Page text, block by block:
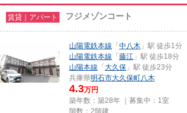
賃貸｜アパート フジメゾンコート
山陽電鉄本線 「 中八木 」駅 徒歩1分
山陽電鉄本線 「 藤江 」駅 徒歩18分
山陽本線 「 大久保 」駅 徒歩23分
兵庫県明石市大久保町八木
4.3万円
築年数：築28年 ｜募集中： 1室
階数：2階建